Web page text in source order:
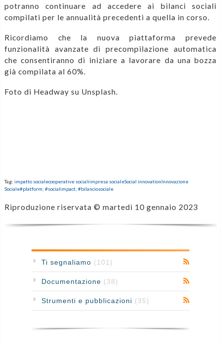
potranno continuare ad accedere ai bilanci sociali
compilati per le annualità precedenti a quella in corso.
Ricordiamo che la nuova piattaforma prevede
funzionalità avanzate di precompilazione automatica
che consentiranno di iniziare a lavorare da una bozza
già compilata al 60%.
Foto di Headway su Unsplash.
Tag: impatto socialecooperative socialiimpresa socialeSocial innovationInnovazione
Sociale#platform; #socialimpact; #bilanciosociale
Riproduzione riservata © martedì 10 gennaio 2023
Ti segnaliamo (101)
Documentazione (38)
Strumenti e pubblicazioni (35)